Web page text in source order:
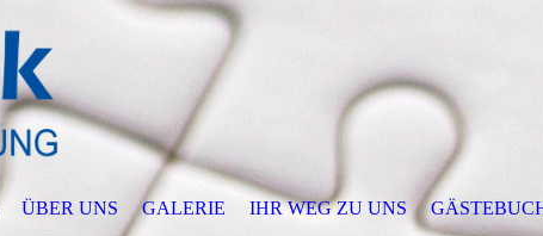
ÜBER UNS GALERIE IHR WEG ZU UNS